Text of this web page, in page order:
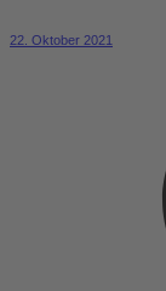
22. Oktober 2021